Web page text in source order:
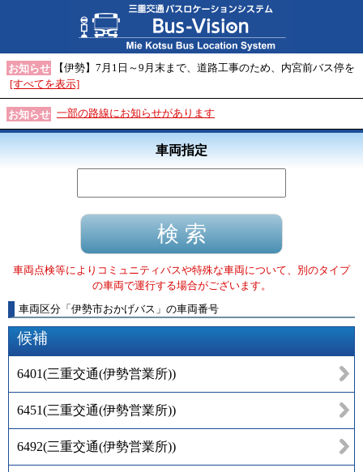
お知らせ
【伊勢】7月1日～9月末まで、道路工事のため、内宮前バス停を
[すべてを表示]
お知らせ 一部の路線にお知らせがあります
車両指定
車両点検等によりコミュニティバスや特殊な車両について、別のタイプ
の車両で運行する場合がございます。
車両区分 「 伊勢市おかげバス 」 の車両番号
候補
6401(三重交通(伊勢営業所))
6451(三重交通(伊勢営業所))
6492(三重交通(伊勢営業所))